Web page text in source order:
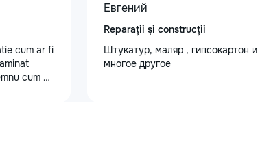
cum ar fi
cum ar
Евгений
Reparații și construcții
Штукатур, маляр , гипсокартон и
многое другое